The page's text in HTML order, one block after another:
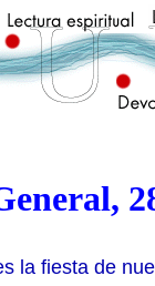
la fiesta de